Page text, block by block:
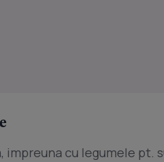
impreuna cu legumele pt.